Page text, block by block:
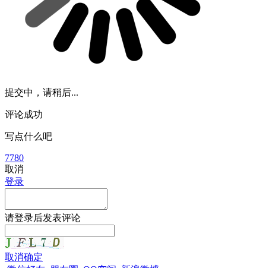
提交中，请稍后...
评论成功
写点什么吧
7780
取消
登录
请登录后发表评论
取消确定